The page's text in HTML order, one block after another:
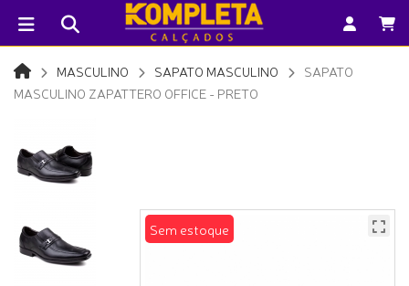
MASCULINO SAPATO MASCULINO
SAPATO
MASCULINO ZAPATTERO OFFICE - PRETO
Sem estoque